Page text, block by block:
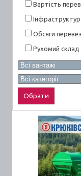
Вартiсть
Обсяги
Рухомий склад